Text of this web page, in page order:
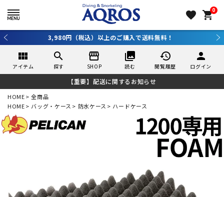
favorite 0
shopping_cart
3,980円（税込）以上のご購入で送料無料！
view_module
アイテム
search
探す
storefront
SHOP
collections
読む
history
閲覧履歴
person
ログイン
【重要】配送に関するお知らせ
HOME
全商品
HOME
バッグ・ケース 防水ケース ハードケース